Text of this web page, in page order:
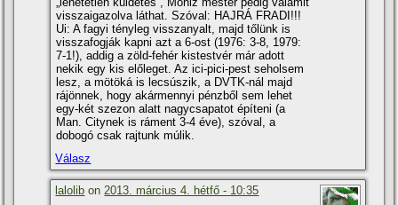
visszaigazolva láthat. Szóval: HAJRÁ FRADI!!!
Ui: A fagyi tényleg visszanyalt, majd tőlünk is
visszafogják kapni azt a 6-ost (1976: 3-8, 1979:
7-1!), addig a zöld-fehér kistestvér már adott
nekik egy kis előleget. Az ici-pici-pest seholsem
lesz, a mötöká is lecsúszik, a DVTK-nál majd
rájönnek, hogy akármennyi pénzből sem lehet
egy-két szezon alatt nagycsapatot épí­teni (a
Man. Citynek is ráment 3-4 éve), szóval, a
dobogó csak rajtunk múlik.
Válasz
lalolib on2013. március 4. hétfő - 10:35